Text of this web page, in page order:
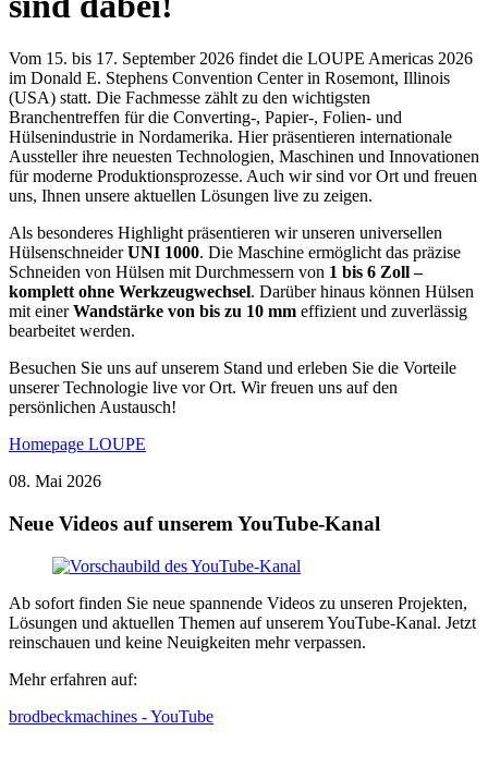
Vom 15. bis 17. September 2026 findet die LOUPE Americas 2026
im Donald E. Stephens Convention Center in Rosemont, Illinois
(USA) statt. Die Fachmesse zählt zu den wichtigsten
Branchentreffen für die Converting-, Papier-, Folien- und
Hülsenindustrie in Nordamerika. Hier präsentieren internationale
Aussteller ihre neuesten Technologien, Maschinen und Innovationen
für moderne Produktionsprozesse. Auch wir sind vor Ort und freuen
uns, Ihnen unsere aktuellen Lösungen live zu zeigen.
Als besonderes Highlight präsentieren wir unseren universellen
HülsenschneiderUNI 1000. Die Maschine ermöglicht das präzise
Schneiden von Hülsen mit Durchmessern von 1 bis 6 Zoll –
komplett ohne Werkzeugwechsel. Darüber hinaus können Hülsen
mit einerWandstärke von bis zu 10 mm effizient und zuverlässig
bearbeitet werden.
Besuchen Sie uns auf unserem Stand und erleben Sie die Vorteile
unserer Technologie live vor Ort. Wir freuen uns auf den
persönlichen Austausch!
Homepage LOUPE
08. Mai 2026
Neue Videos auf unserem YouTube-Kanal
Ab sofort finden Sie neue spannende Videos zu unseren Projekten,
Lösungen und aktuellen Themen auf unserem YouTube-Kanal. Jetzt
reinschauen und keine Neuigkeiten mehr verpassen.
Mehr erfahren auf:
brodbeckmachines - YouTube